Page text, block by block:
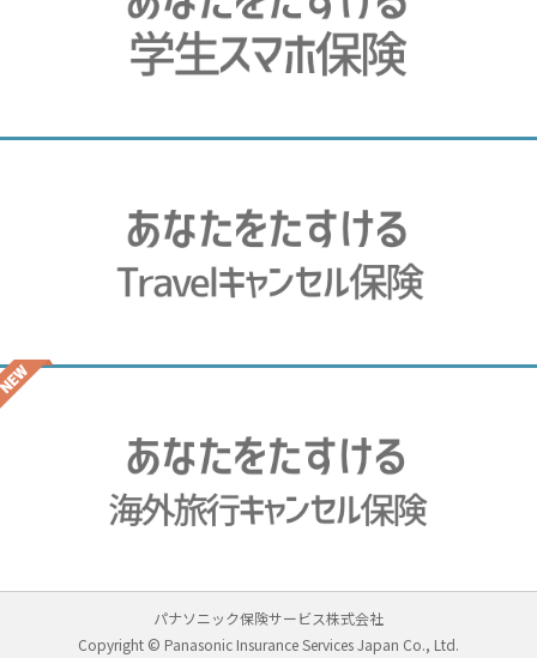
パナソニック保険サービス株式会社
Copyright © Panasonic Insurance Services Japan Co., Ltd.